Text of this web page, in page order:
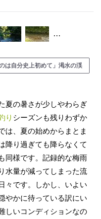
…
は自分史上初めて」渇水の渓
夏の暑さが少しやわらぎ
り シーズンも残りわずか
は、夏の始めからまとま
降り過ぎても降らなくて
同様です。記録的な梅雨
量が減ってしまった流
々です。しかし、いよい
やかに待っている訳にい
しいコンディションなの